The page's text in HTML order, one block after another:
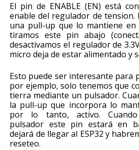
El pin de ENABLE (EN) está
enable del regulador de tension.
una pull-up que lo mantiene
tiramos este pin abajo
desactivamos el regulador de
micro deja de estar alimentado y
Esto puede ser interesante para
por ejemplo, solo tenemos que
tierra mediante un pulsador.
la pull-up que incorpora lo
por lo tanto, activo. Cuando
pulsador este pin estará en
dejará de llegar al ESP32 y
reseteo.